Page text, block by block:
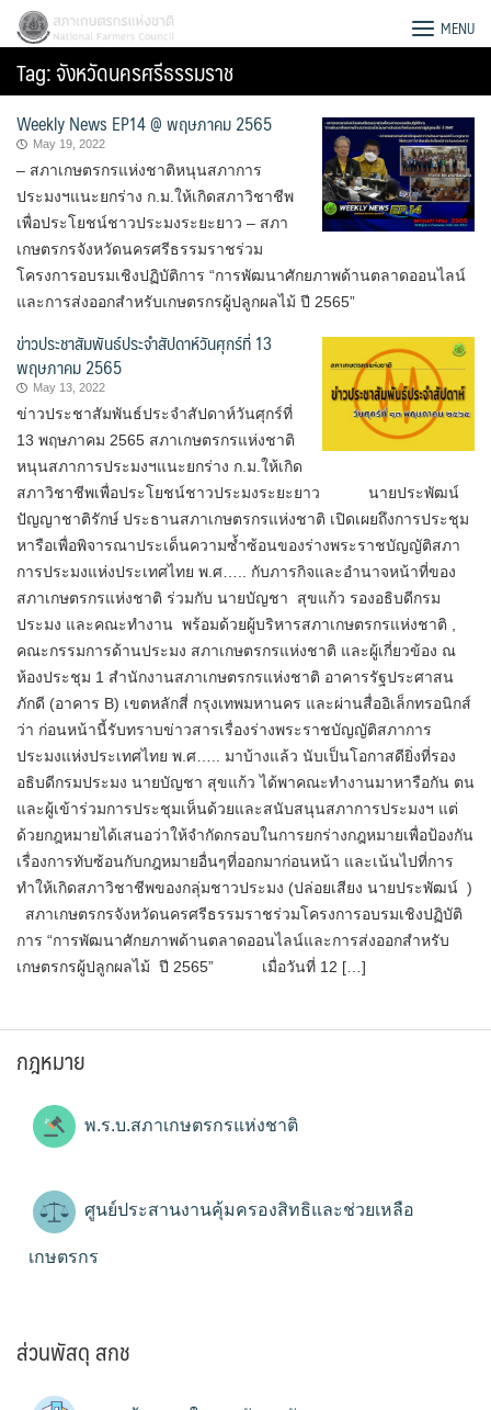
Skip
content
Search
for:
สภาเกษตรกรแห่งชาติ MENU
Tag:จังหวัดนครศรีธรรมราช
Weekly News EP14 @ พฤษภาคม 2565
May 19, 2022
– สภาเกษตรกรแห่งชาติหนุนสภาการ
ประมงฯแนะยกร่าง ก.ม.ให้เกิดสภาวิชาชีพ
เพื่อประโยชน์ชาวประมงระยะยาว – สภา
เกษตรกรจังหวัดนครศรีธรรมราชร่วม
โครงการอบรมเชิงปฏิบัติการ “การพัฒนาศักยภาพด้านตลาดออนไลน์
และการส่งออกสำหรับเกษตรกรผู้ปลูกผลไม้ ปี 2565”
ข่าวประชาสัมพันธ์ประจำสัปดาห์วันศุกร์ที่ 13
พฤษภาคม 2565
May 13, 2022
ข่าวประชาสัมพันธ์ประจำสัปดาห์วันศุกร์ที่
13 พฤษภาคม 2565 สภาเกษตรกรแห่งชาติ
หนุนสภาการประมงฯแนะยกร่าง ก.ม.ให้เกิด
สภาวิชาชีพเพื่อประโยชน์ชาวประมงระยะยาว นายประพัฒน์
ปัญญาชาติรักษ์ ประธานสภาเกษตรกรแห่งชาติ เปิดเผยถึงการประชุม
หารือเพื่อพิจารณาประเด็นความซ้ำซ้อนของร่างพระราชบัญญัติสภา
การประมงแห่งประเทศไทย พ.ศ….. กับภารกิจและอำนาจหน้าที่ของ
สภาเกษตรกรแห่งชาติ ร่วมกับ นายบัญชา สุขแก้ว รองอธิบดีกรม
ประมง และคณะทำงาน พร้อมด้วยผู้บริหารสภาเกษตรกรแห่งชาติ ,
คณะกรรมการด้านประมง สภาเกษตรกรแห่งชาติ และผู้เกี่ยวข้อง ณ
ห้องประชุม 1 สำนักงานสภาเกษตรกรแห่งชาติ อาคารรัฐประศาสน
ภักดี (อาคาร B) เขตหลักสี่ กรุงเทพมหานคร และผ่านสื่ออิเล็กทรอนิกส์
ว่า ก่อนหน้านี้รับทราบข่าวสารเรื่องร่างพระราชบัญญัติสภาการ
ประมงแห่งประเทศไทย พ.ศ….. มาบ้างแล้ว นับเป็นโอกาสดียิ่งที่รอง
อธิบดีกรมประมง นายบัญชา สุขแก้ว ได้พาคณะทำงานมาหารือกัน ตน
และผู้เข้าร่วมการประชุมเห็นด้วยและสนับสนุนสภาการประมงฯ แต่
ด้วยกฎหมายได้เสนอว่าให้จำกัดกรอบในการยกร่างกฎหมายเพื่อป้องกัน
เรื่องการทับซ้อนกับกฎหมายอื่นๆที่ออกมาก่อนหน้า และเน้นไปที่การ
ทำให้เกิดสภาวิชาชีพของกลุ่มชาวประมง (ปล่อยเสียง นายประพัฒน์ )
สภาเกษตรกรจังหวัดนครศรีธรรมราชร่วมโครงการอบรมเชิงปฏิบัติ
การ “การพัฒนาศักยภาพด้านตลาดออนไลน์และการส่งออกสำหรับ
เกษตรกรผู้ปลูกผลไม้ ปี 2565” เมื่อวันที่ 12 […]
กฎหมาย
พ.ร.บ.สภาเกษตรกรแห่งชาติ
ศูนย์ประสานงานคุ้มครองสิทธิและช่วยเหลือ
เกษตรกร
ส่วนพัสดุ สกช